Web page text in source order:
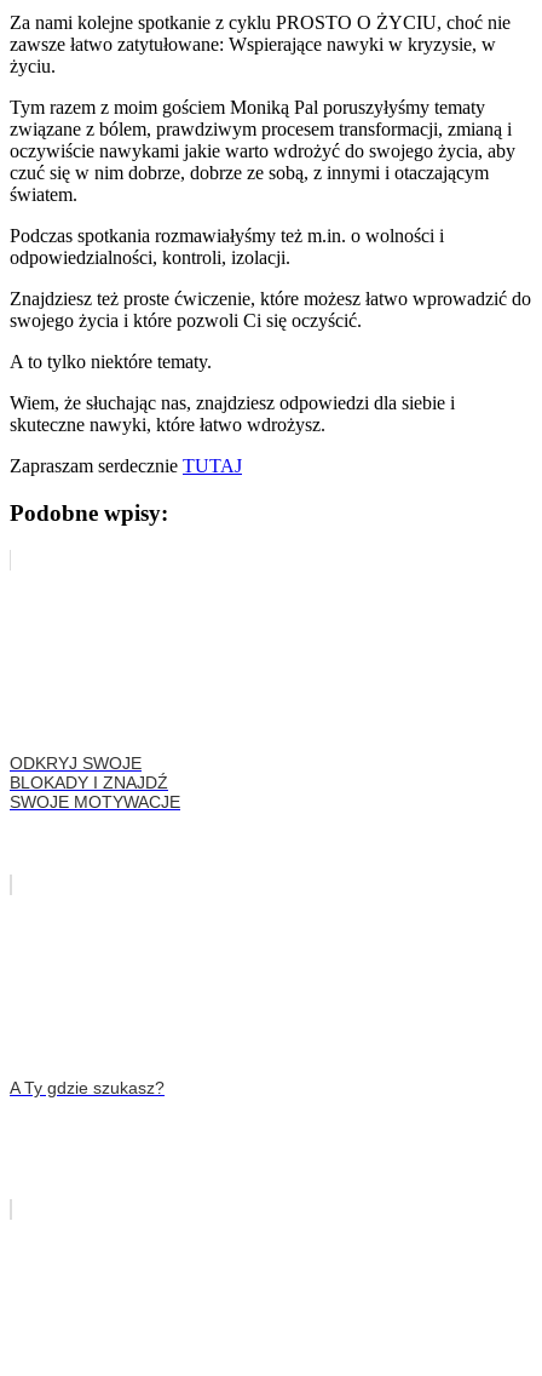
Za nami kolejne spotkanie z cyklu PROSTO O ŻYCIU, choć nie
zawsze łatwo zatytułowane: Wspierające nawyki w kryzysie, w
życiu.
Tym razem z moim gościem Moniką Pal poruszyłyśmy tematy
związane z bólem, prawdziwym procesem transformacji, zmianą i
oczywiście nawykami jakie warto wdrożyć do swojego życia, aby
czuć się w nim dobrze, dobrze ze sobą, z innymi i otaczającym
światem.
Podczas spotkania rozmawiałyśmy też m.in. o wolności i
odpowiedzialności, kontroli, izolacji.
Znajdziesz też proste ćwiczenie, które możesz łatwo wprowadzić do
swojego życia i które pozwoli Ci się oczyścić.
A to tylko niektóre tematy.
Wiem, że słuchając nas, znajdziesz odpowiedzi dla siebie i
skuteczne nawyki, które łatwo wdrożysz.
Zapraszam serdecznie TUTAJ
Podobne wpisy:
ODKRYJ SWOJE
BLOKADY I ZNAJDŹ
SWOJE MOTYWACJE
A Ty gdzie szukasz?